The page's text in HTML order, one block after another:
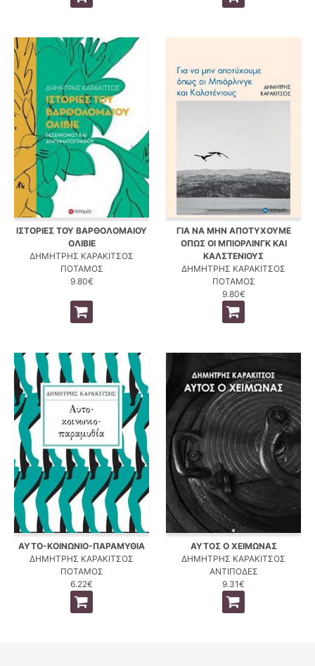
ΙΣΤΟΡΙΕΣ ΤΟΥ ΒΑΡΘΟΛΟΜΑΙΟΥ
ΟΛΙΒΙΕ
ΔΗΜΗΤΡΗΣ ΚΑΡΑΚΙΤΣΟΣ
ΠΟΤΑΜΟΣ
9.80€
ΓΙΑ ΝΑ ΜΗΝ ΑΠΟΤΥΧΟΥΜΕ
ΟΠΩΣ ΟΙ ΜΠΙΟΡΛΙΝΓΚ ΚΑΙ
ΚΑΛΣΤΕΝΙΟΥΣ
ΔΗΜΗΤΡΗΣ ΚΑΡΑΚΙΤΣΟΣ
ΠΟΤΑΜΟΣ
9.80€
ΑΥΤΟ-ΚΟΙΝΩΝΙΟ-ΠΑΡΑΜΥΘΙΑ
ΔΗΜΗΤΡΗΣ ΚΑΡΑΚΙΤΣΟΣ
ΠΟΤΑΜΟΣ
6.22€
ΑΥΤΟΣ Ο ΧΕΙΜΩΝΑΣ
ΔΗΜΗΤΡΗΣ ΚΑΡΑΚΙΤΣΟΣ
ΑΝΤΙΠΟΔΕΣ
9.31€